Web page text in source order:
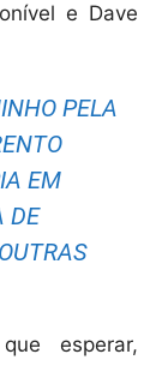
e Dave
PELA
EM
DE
esperar,